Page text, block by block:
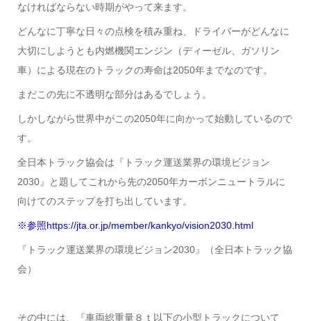
なければならない時期がやって来ます。
どんなに丁寧な日々の点検を積み重ね、ドライバーがどんなに
大切にしようとも内燃機関エンジン（ディーゼル、ガソリン
車）による現在のトラックの寿命は2050年までなのです。
まだこの先に不透明な部分はあるでしょう。
しかしながら世界中がこの2050年に向かって始動しているので
す。
全日本トラック協会は『トラック運送業界の環境ビジョン
2030』と題してこれから先の2050年カーボンニュートラルに
向けてのステップを打ち出しています。
※参照https://jta.or.jp/member/kankyo/vision2030.html
『トラック運送業界の環境ビジョン2030』（全日本トラック協
会）
その中には、『車両総重量８ｔ以下の小型トラックについて